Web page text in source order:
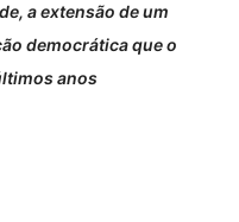
a extensão de um
democrática que o
anos